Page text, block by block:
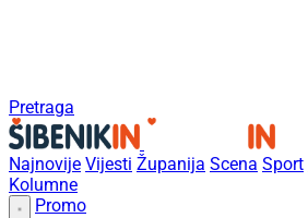
Pretraga
Najnovije Vijesti Županija Scena Sport
Kolumne
Promo